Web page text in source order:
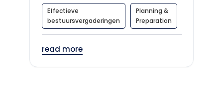
Effectieve
bestuursvergaderingen
Planning &
Preparation
read more